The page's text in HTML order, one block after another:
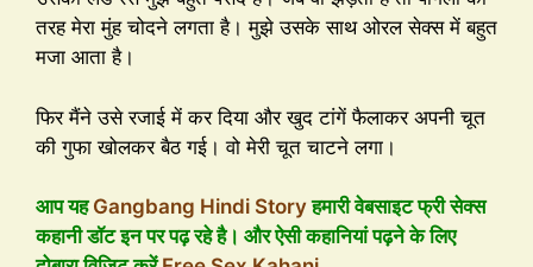
तरह मेरा मुंह चोदने लगता है। मुझे उसके साथ ओरल सेक्स में बहुत
मजा आता है।
फिर मैंने उसे रजाई में कर दिया और खुद टांगें फैलाकर अपनी चूत
की गुफा खोलकर बैठ गई। वो मेरी चूत चाटने लगा।
आप यहGangbang Hindi Storyहमारी वेबसाइट फ्री सेक्स
कहानी डॉट इन पर पढ़ रहे है। और ऐसी कहानियां पढ़ने के लिए